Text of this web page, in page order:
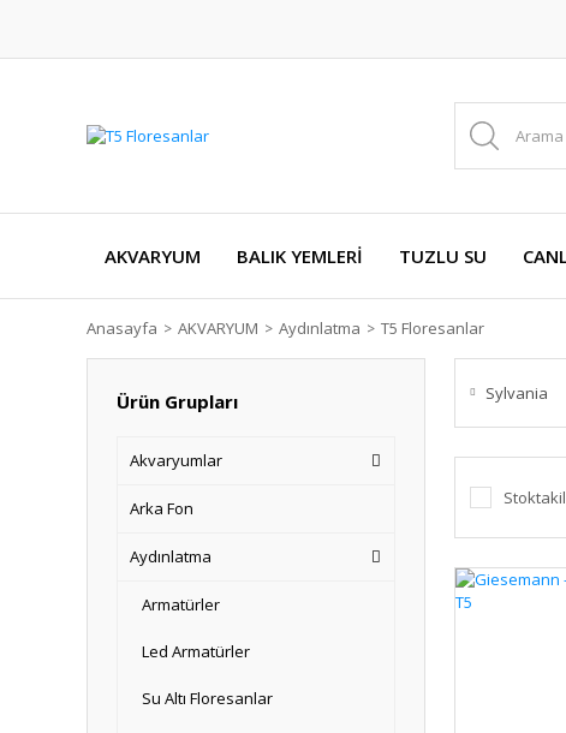
AKVARYUM BALIK YEMLERİ TUZLU SU
Anasayfa AKVARYUM Aydınlatma T5 Floresanlar
Ürün Grupları
Akvaryumlar
Arka Fon
Aydınlatma
Armatürler
Led Armatürler
Su Altı Floresanlar
Sylvania